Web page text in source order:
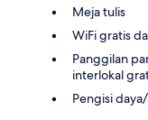
Meja tulis
WiFi gratis
Panggilan
interlokal
Pengisi